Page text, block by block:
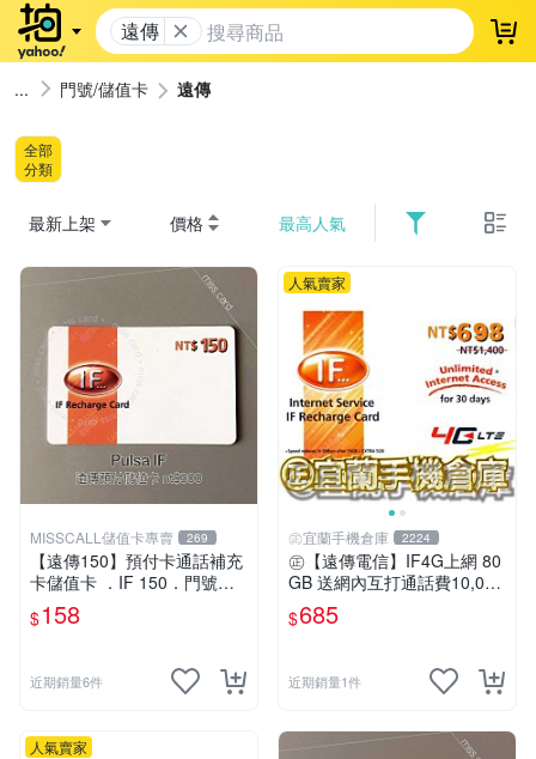
遠傳 登
門號/儲值卡 遠傳
全部
分類
最新上架 價格 最高人氣
MISSCALL儲值卡專賣 269
【遠傳150】預付卡通話補充
卡儲值卡 ．IF 150．門號延
展ifu⚡MissCall儲值卡專賣
$158
近期銷量6件
人氣賣家
㊣宜蘭手機倉庫 2224
㊣【遠傳電信】IF4G上網 80
GB 送網內互打通話費10,000
元㊣宜蘭手機倉庫
$685
近期銷量1件
人氣賣家